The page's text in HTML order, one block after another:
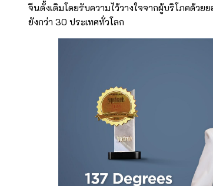
จีนดั้งเดิมโดยรับความไว้วางใจจากผู้บริโภคด้วย
ยังกว่า 30 ประเทศทั่วโลก